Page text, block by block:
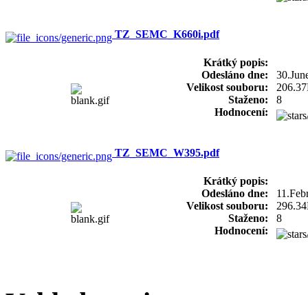
TZ_SEMC_K660i.pdf
Krátký popis:
Odesláno dne:
Velikost souboru:
Staženo:
8
Hodnocení:
TZ_SEMC_W395.pdf
Krátký popis:
Odesláno dne:
Velikost souboru:
Staženo:
8
Hodnocení: